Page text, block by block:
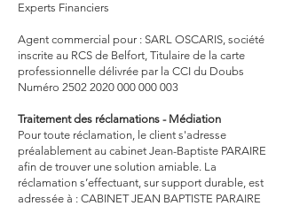
Experts Financiers
Agent commercial pour : SARL OSCARIS, société
inscrite au RCS de Belfort, Titulaire de la carte
professionnelle délivrée par la CCI du Doubs
Numéro 2502 2020 000 000 003
Traitement des réclamations - Médiation
Pour toute réclamation, le client s'adresse
préalablement au cabinet Jean-Baptiste PARAIRE
afin de trouver une solution amiable. La
réclamation s’effectuant, sur support durable, est
adressée à : CABINET JEAN BAPTISTE PARAIRE